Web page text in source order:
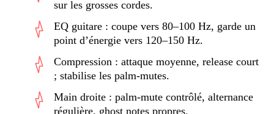
sur les grosses cordes.
EQ guitare : coupe vers 80–100 Hz, garde un
point d’énergie vers 120–150 Hz.
Compression : attaque moyenne, release court
; stabilise les palm-mutes.
Main droite : palm-mute contrôlé, alternance
régulière, ghost notes propres.